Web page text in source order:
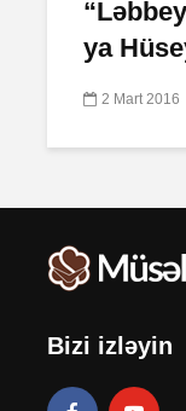
ya
2 Mart 2016
Bizi izləyin